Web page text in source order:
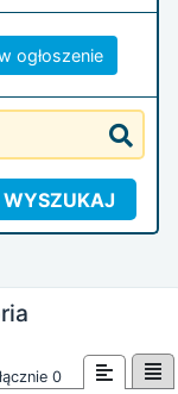
ogłoszenie
WYSZUKAJ
0